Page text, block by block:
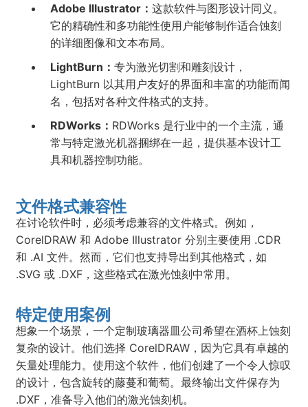
Adobe Illustrator：这款软件与图形设计同义。
它的精确性和多功能性使用户能够制作适合蚀刻
的详细图像和文本布局。
LightBurn：专为激光切割和雕刻设计，
LightBurn 以其用户友好的界面和丰富的功能而闻
名，包括对各种文件格式的支持。
RDWorks： RDWorks 是行业中的一个主流，通
常与特定激光机器捆绑在一起，提供基本设计工
具和机器控制功能。
文件格式兼容性
在讨论软件时，必须考虑兼容的文件格式。例如，
CorelDRAW 和 Adobe Illustrator 分别主要使用 .CDR
和 .AI 文件。然而，它们也支持导出到其他格式，如
.SVG 或 .DXF，这些格式在激光蚀刻中常用。
特定使用案例
想象一个场景，一个定制玻璃器皿公司希望在酒杯上蚀刻
复杂的设计。他们选择 CorelDRAW，因为它具有卓越的
矢量处理能力。使用这个软件，他们创建了一个令人惊叹
的设计，包含旋转的藤蔓和葡萄。最终输出文件保存为
.DXF，准备导入他们的激光蚀刻机。